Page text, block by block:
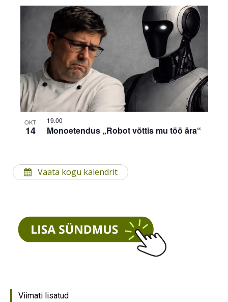
OKT
14 Monoetendus „Robot võttis mu töö ära“
19.00
Vaata kogu kalendrit
Viimati lisatud